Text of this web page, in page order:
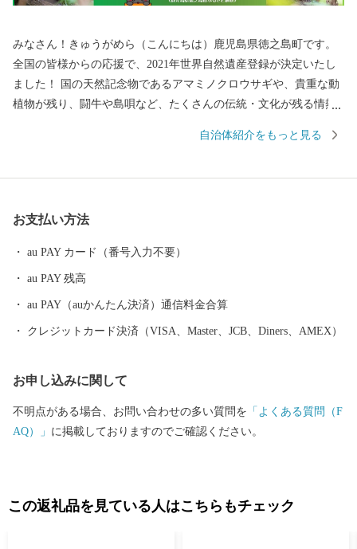
みなさん！きゅうがめら（こんにちは）鹿児島県徳之島町です。
全国の皆様からの応援で、2021年世界自然遺産登録が決定いたし
ました！ 国の天然記念物であるアマミノクロウサギや、貴重な動
植物が残り、闘牛や島唄など、たくさんの伝統・文化が残る情熱
や、島の子ども達の教育環境の整備に活用させて頂いておりま
自治体紹介をもっと見る
お支払い方法
au PAY カード（番号入力不要）
au PAY 残高
au PAY（auかんたん決済）通信料金合算
クレジットカード決済（VISA、Master、JCB、Diners、AMEX）
お申し込みに関して
不明点がある場合、お問い合わせの多い質問を 「よくある質問（F
AQ）」 に掲載しておりますのでご確認ください。
この返礼品を見ている人はこちらもチェック